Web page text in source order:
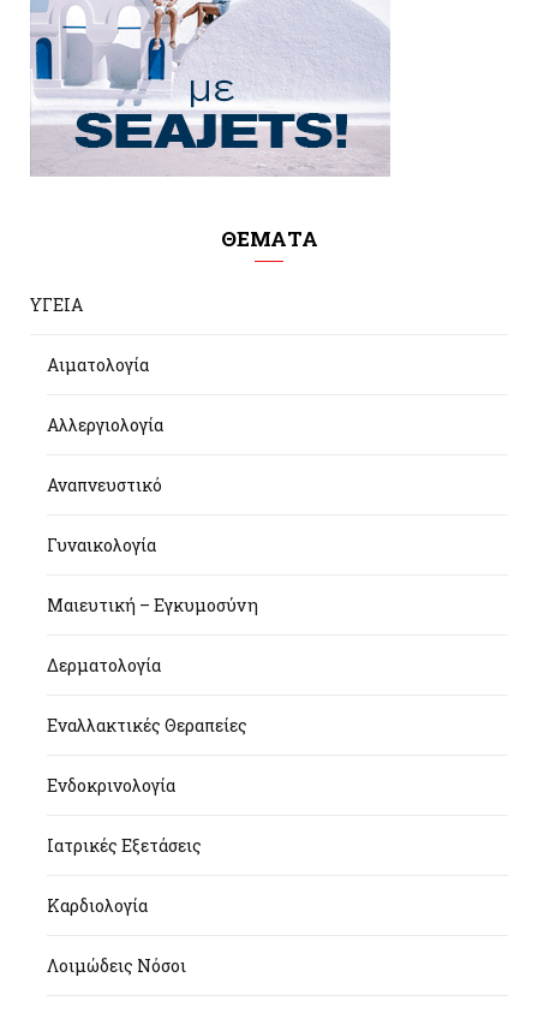
ΘΕΜΑΤΑ
ΥΓΕΙΑ
Αιματολογία
Αλλεργιολογία
Αναπνευστικό
Γυναικολογία
Μαιευτική – Εγκυμοσύνη
Δερματολογία
Εναλλακτικές Θεραπείες
Ενδοκρινολογία
Ιατρικές Εξετάσεις
Καρδιολογία
Λοιμώδεις Νόσοι